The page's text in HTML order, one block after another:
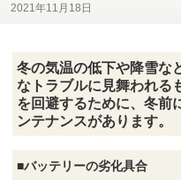
2021年11月18日
冬の気温の低下や降雪な
なトラブルに見舞われる
を回避するために、冬前
ンテナンスがあります。
■バッテリーの劣化具合